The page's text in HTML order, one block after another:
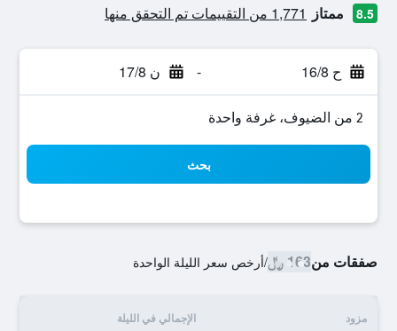
8.5 ممتاز 1,771 من التقييمات تم التحقق منها
ح 16/8 - ن 17/8
2 من الضيوف، غرفة واحدة
بحث
صفقات من163 ﷼ /أرخص سعر الليلة الواحدة
مزود الإجمالي في الليلة